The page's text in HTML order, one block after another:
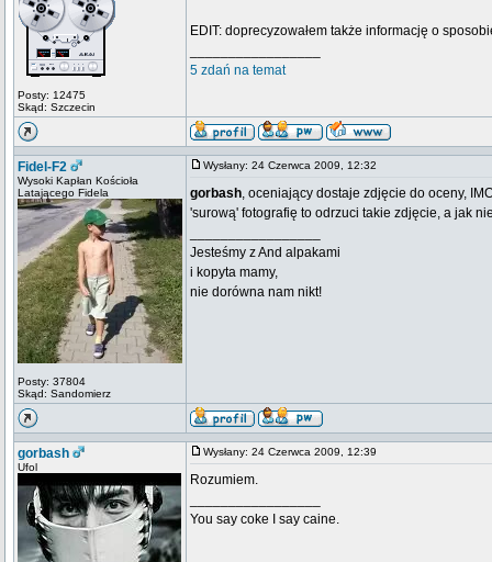
Posty: 12475
Skąd: Szczecin
EDIT: doprecyzowałem także informację o
5 zdań na temat
Fidel-F2
Wysoki Kapłan Kościoła
Latającego Fidela
Posty: 37804
Skąd: Sandomierz
Wysłany: 24 Czerwca 2009, 12:32
gorbash, oceniający dostaje zdjęcie do oceny,
'surową' fotografię to odrzuci takie zdjęcie, a jak
Jesteśmy z And alpakami
i kopyta mamy,
nie dorówna nam nikt!
gorbash
Ufol
Wysłany: 24 Czerwca 2009, 12:39
Rozumiem.
You say coke I say caine.